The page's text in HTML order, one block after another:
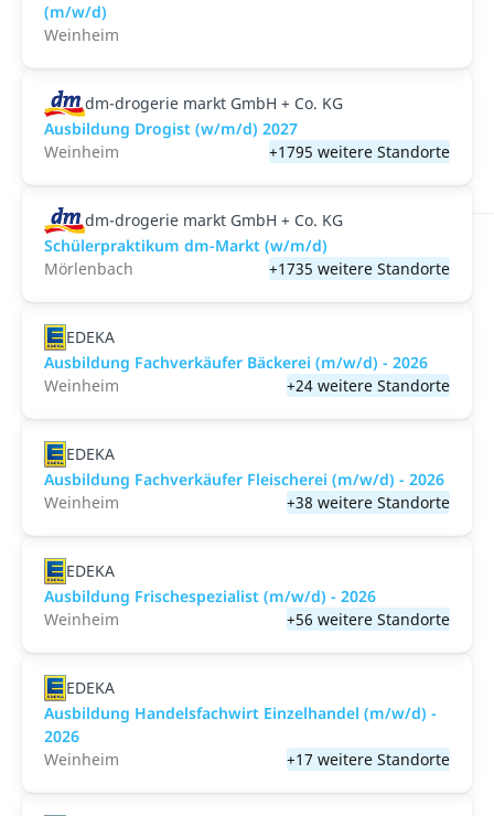
(m/w/d)
Weinheim
dm-drogerie markt GmbH + Co. KG
Ausbildung Drogist (w/m/d) 2027
Weinheim
+1795 weitere Standorte
dm-drogerie markt GmbH + Co. KG
Schülerpraktikum dm-Markt (w/m/d)
Mörlenbach
+1735 weitere Standorte
EDEKA
Ausbildung Fachverkäufer Bäckerei (m/w/d) - 2026
Weinheim
+24 weitere Standorte
EDEKA
Ausbildung Fachverkäufer Fleischerei (m/w/d) - 2026
Weinheim
+38 weitere Standorte
EDEKA
Ausbildung Frischespezialist (m/w/d) - 2026
Weinheim
+56 weitere Standorte
EDEKA
Ausbildung Handelsfachwirt Einzelhandel (m/w/d) -
2026
Weinheim
+17 weitere Standorte